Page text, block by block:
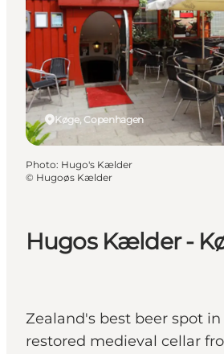
Quoi faire
Hébergements
Planifiez votre voyage
Hugos Kælder -
Zealand's best beer spot
restored medieval cellar
Køge, Copenhagen
Photo: Hugo's Kælder
© Hugoøs Kælder